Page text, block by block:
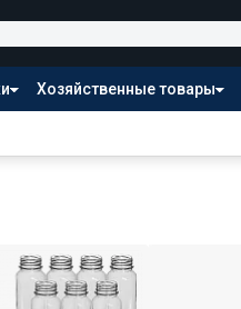
Хозяйственные товары